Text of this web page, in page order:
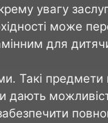
увагу
може
для
Такі предмети
дають